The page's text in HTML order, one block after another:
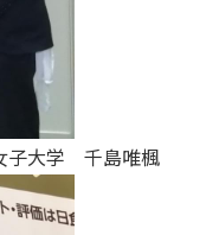
子大学 千島唯楓